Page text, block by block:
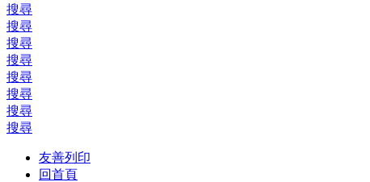
搜尋
搜尋
搜尋
搜尋
搜尋
搜尋
搜尋
搜尋
友善列印
回首頁